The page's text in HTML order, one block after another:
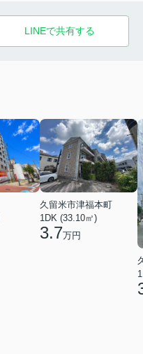
LINEで共有する
久留米市津福本町
1DK (33.10㎡)
3.7万円